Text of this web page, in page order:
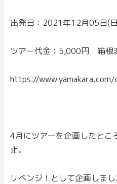
出発日：2021年12月05日(
ツアー代金：5,000円 箱根
https://www.yamakara.com/
4月にツアーを企画したとこ
止。
リベンジ！として企画しま